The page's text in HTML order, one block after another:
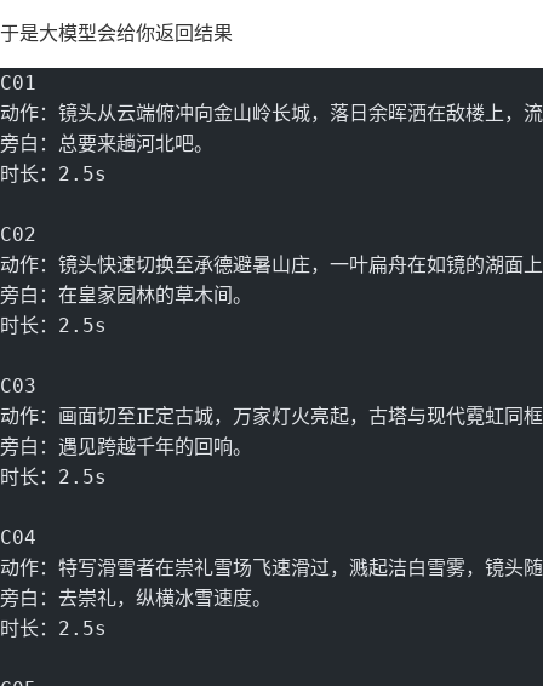
于是大模型会给你返回结果
C01
动作：镜头从云端俯冲向金山岭长城，落日余晖洒在敌楼上，
旁白：总要来趟河北吧。
时长：2.5s
C02
动作：镜头快速切换至承德避暑山庄，一叶扁舟在如镜的湖面
旁白：在皇家园林的草木间。
时长：2.5s
C03
动作：画面切至正定古城，万家灯火亮起，古塔与现代霓虹同
旁白：遇见跨越千年的回响。
时长：2.5s
C04
动作：特写滑雪者在崇礼雪场飞速滑过，溅起洁白雪雾，镜头
旁白：去崇礼，纵横冰雪速度。
时长：2.5s